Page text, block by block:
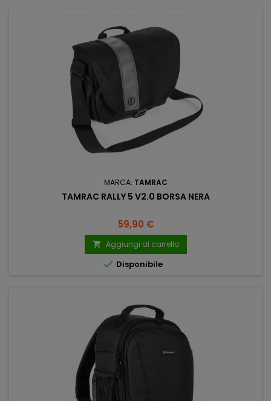
MARCA: TAMRAC
TAMRAC RALLY 5 V2.0 BORSA NERA
Prezzo
59,90 €
 Aggiungi al carrello
 Disponibile